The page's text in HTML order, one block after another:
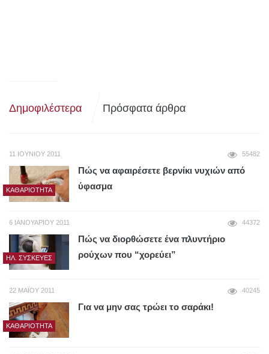
Δημοφιλέστερα Πρόσφατα άρθρα
11 ΙΟΥΝΊΟΥ 2011 55482
ΚΑΘΑΡΙΌΤΗΤΑ
Πώς να αφαιρέσετε βερνίκι νυχιών από
ύφασμα
6 ΙΑΝΟΥΑΡΊΟΥ 2011 44372
ΗΛ. ΣΥΣΚΕΥΈΣ
Πώς να διορθώσετε ένα πλυντήριο
ρούχων που “χορεύει”
22 ΜΑΪ́ΟΥ 2011 40245
ΚΑΘΑΡΙΌΤΗΤΑ
Για να μην σας τρώει το σαράκι!